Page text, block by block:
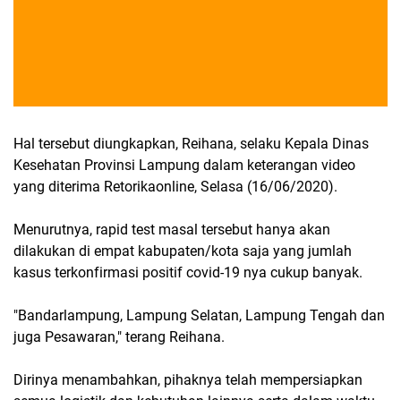
Hal tersebut diungkapkan, Reihana, selaku Kepala Dinas
Kesehatan Provinsi Lampung dalam keterangan video
yang diterima Retorikaonline, Selasa (16/06/2020).
Menurutnya, rapid test masal tersebut hanya akan
dilakukan di empat kabupaten/kota saja yang jumlah
kasus terkonfirmasi positif covid-19 nya cukup banyak.
"Bandarlampung, Lampung Selatan, Lampung Tengah dan
juga Pesawaran," terang Reihana.
Dirinya menambahkan, pihaknya telah mempersiapkan